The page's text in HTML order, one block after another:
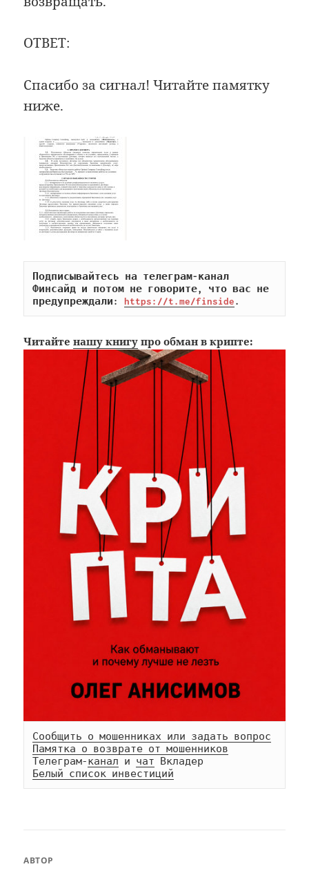
ОТВЕТ:
Спасибо за сигнал! Читайте памятку
ниже.
Подписывайтесь на телеграм-канал
Финсайд и потом не говорите, что вас не
предупреждали: https://t.me/finside.
Читайтенашу книгу про обман в крипте:
Сообщить о мошенниках или задать вопрос
Памятка о возврате от мошенников
Телеграм-канал и чат
Белый список инвестиций
АВТОР